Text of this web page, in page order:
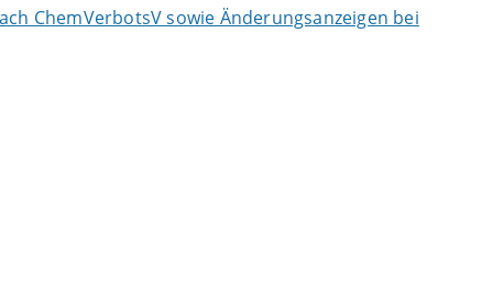
ChemVerbotsV sowie Änderungsanzeigen bei